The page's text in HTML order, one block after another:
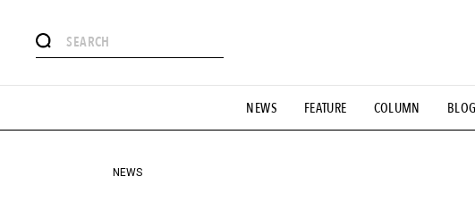
NEWS FEATURE COLUMN BLOG
#憧れの逸品 #ESSENTIAL DESIGNS #古着
#GH 銘品の所以 #フイナムのYouTube #Commune H #FOCUS IT
#HANDSOME HANDBOOK
NEWS